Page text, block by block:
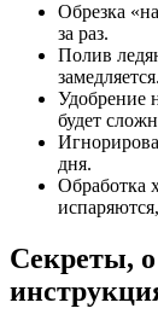
Обрезка
за раз.
Полив
замедляется.
Удобрение
будет
дня.
Обработка
Секреты,